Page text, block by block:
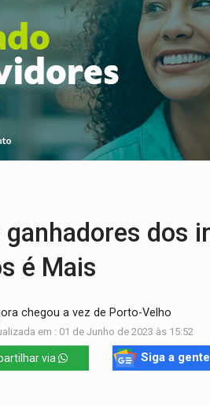
morre em acidente na BR-364
preso às ferragens em colisão
aproveitar o fim de semana em Porto
membro do CV com arma e
com a APAE para ampliar ações
dos
é Mais
chegou a vez de Porto-Velho
em : 01 de Junho de 2023 às 15:52
via Siga a